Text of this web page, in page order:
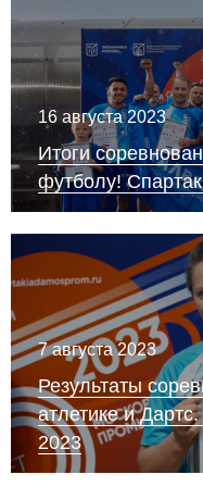
16 августа 2023
Итоги
футболу!
7 августа 2023
Результаты
атлетике и
2023